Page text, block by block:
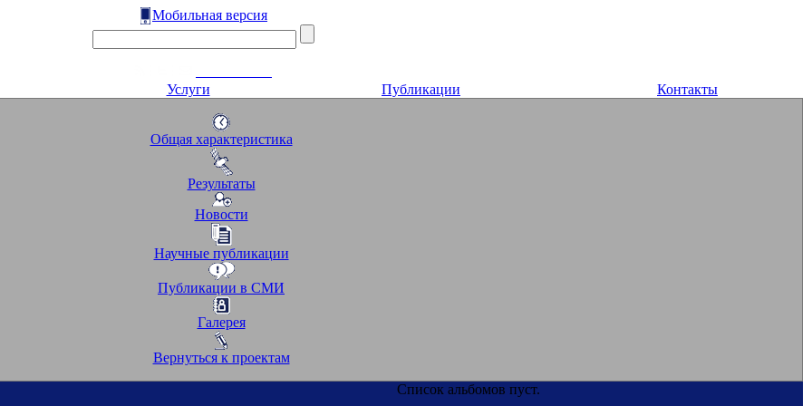
Мобильная версия
Услуги Публикации Контакты
Общая характеристика
Результаты
Новости
Научные публикации
Публикации в СМИ
Галерея
Вернуться к проектам
Список альбомов пуст.